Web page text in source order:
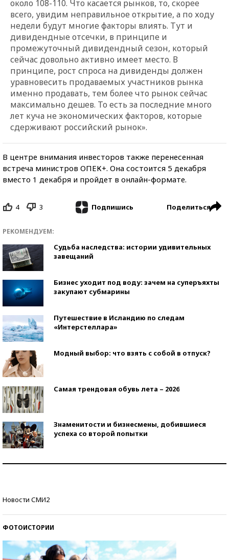
около 108-110. Что касается рынков, то, скорее
всего, увидим неправильное открытие, а по ходу
недели будут многие факторы влиять. Тут и
дивидендные отсечки, в принципе и
промежуточный дивидендный сезон, который
сейчас довольно активно имеет место. В
принципе, рост спроса на дивиденды должен
уравновесить продаваемых участников рынка
именно продавать, тем более что рынок сейчас
максимально дешев. То есть за последние много
лет куча не экономических факторов, которые
сдерживают российский рынок».
В центре внимания инвесторов также перенесенная
встреча министров ОПЕК+. Она состоится 5 декабря
вместо 1 декабря и пройдет в онлайн-формате.
4 3 Подпишись Поделиться
РЕКОМЕНДУЕМ:
Судьба наследства: истории удивительных
завещаний
Бизнес уходит под воду: зачем на суперъяхты
закупают субмарины
Путешествие в Исландию по следам
«Интерстеллара»
Модный выбор: что взять с собой в отпуск?
Самая трендовая обувь лета – 2026
Знаменитости и бизнесмены, добившиеся
успеха со второй попытки
Новости СМИ2
ФОТОИСТОРИИ